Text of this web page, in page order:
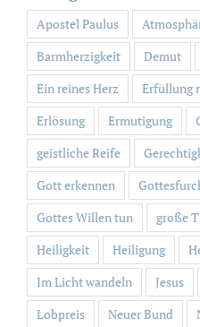
Apostel Paulus
Barmherzigkeit
Demut
Ein reines Herz
Erfüllung
Erlösung
Ermutigung
geistliche Reife
Gott erkennen
Gottes Willen tun
große
Heiligkeit
Heiligung
Im Licht wandeln
Jesus
Lobpreis
Neuer Bund